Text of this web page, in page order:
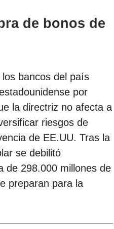
de bonos de
bancos del país
por
la directriz no afecta a
riesgos de
de EE.UU. Tras la
se debilitó
de 298.000 millones de
preparan para la